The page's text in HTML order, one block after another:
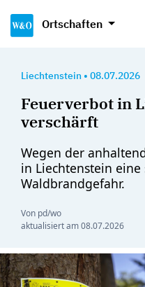
Ortschaften
Liechtenstein • 08.07.2026
Feuerverbot in
verschärft
Wegen der
in Liechtenstein
Waldbrandgefahr.
Von pd/wo
aktualisiert am08.07.2026